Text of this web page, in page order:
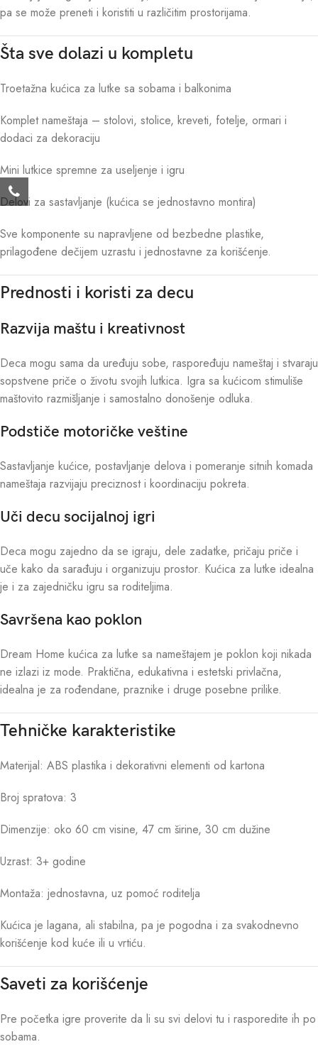
pa se može preneti i koristiti u različitim prostorijama.
Šta sve dolazi u kompletu
Troetažna kućica za lutke sa sobama i balkonima
Komplet nameštaja – stolovi, stolice, kreveti, fotelje, ormari i
dodaci za dekoraciju
Mini lutkice spremne za useljenje i igru
Delovi za sastavljanje (kućica se jednostavno montira)
Sve komponente su napravljene od bezbedne plastike,
prilagođene dečijem uzrastu i jednostavne za korišćenje.
Prednosti i koristi za decu
Razvija maštu i kreativnost
Deca mogu sama da uređuju sobe, raspoređuju nameštaj i stvaraju
sopstvene priče o životu svojih lutkica. Igra sa kućicom stimuliše
maštovito razmišljanje i samostalno donošenje odluka.
Podstiče motoričke veštine
Sastavljanje kućice, postavljanje delova i pomeranje sitnih komada
nameštaja razvijaju preciznost i koordinaciju pokreta.
Uči decu socijalnoj igri
Deca mogu zajedno da se igraju, dele zadatke, pričaju priče i
uče kako da sarađuju i organizuju prostor. Kućica za lutke idealna
je i za zajedničku igru sa roditeljima.
Savršena kao poklon
Dream Home kućica za lutke sa nameštajem je poklon koji nikada
ne izlazi iz mode. Praktična, edukativna i estetski privlačna,
idealna je za rođendane, praznike i druge posebne prilike.
Tehničke karakteristike
Materijal: ABS plastika i dekorativni elementi od kartona
Broj spratova: 3
Dimenzije: oko 60 cm visine, 47 cm širine, 30 cm dužine
Uzrast: 3+ godine
Montaža: jednostavna, uz pomoć roditelja
Kućica je lagana, ali stabilna, pa je pogodna i za svakodnevno
korišćenje kod kuće ili u vrtiću.
Saveti za korišćenje
Pre početka igre proverite da li su svi delovi tu i rasporedite ih po
sobama.